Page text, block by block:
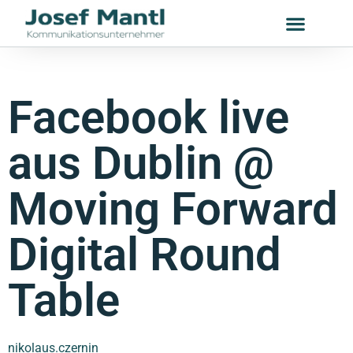
Facebook live
aus Dublin @
Moving Forward
Digital Round
Table
nikolaus.czernin